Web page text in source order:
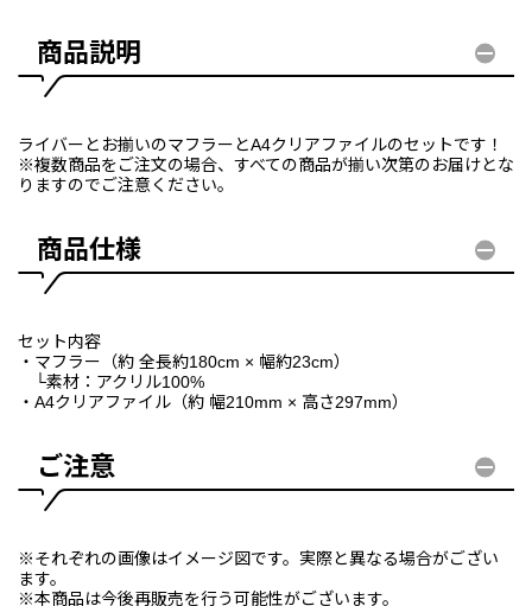
商品説明
ライバーとお揃いのマフラーとA4クリアファイルのセットです！
※複数商品をご注文の場合、すべての商品が揃い次第のお届けとな
りますのでご注意ください。
商品仕様
セット内容
・マフラー（約 全長約180cm × 幅約23cm）
└素材：アクリル100%
・A4クリアファイル（約 幅210mm × 高さ297mm）
ご注意
※それぞれの画像はイメージ図です。実際と異なる場合がござい
ます。
※本商品は今後再販売を行う可能性がございます。